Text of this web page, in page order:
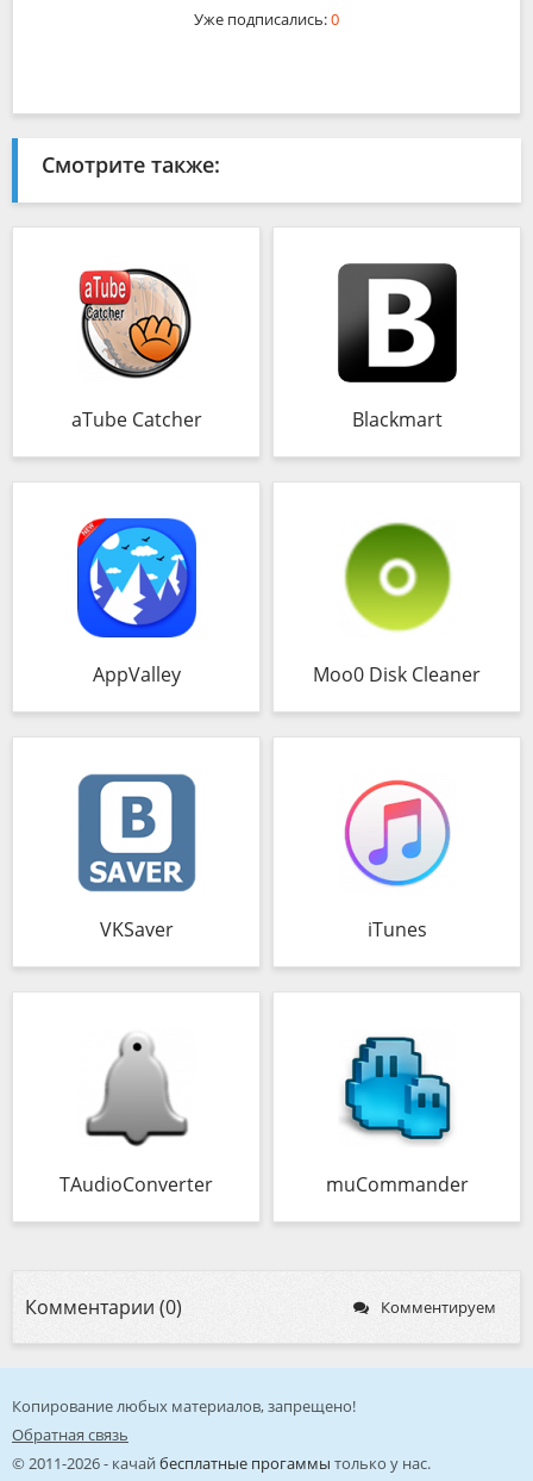
Уже подписались:0
Смотрите также:
aTube Catcher Blackmart
AppValley Moo0 Disk Cleaner
VKSaver iTunes
TAudioConverter muCommander
Комментарии (0) Комментируем
Копирование любых материалов, запрещено!
Обратная связь
© 2011-2026 - качай бесплатные прогаммы только у нас.